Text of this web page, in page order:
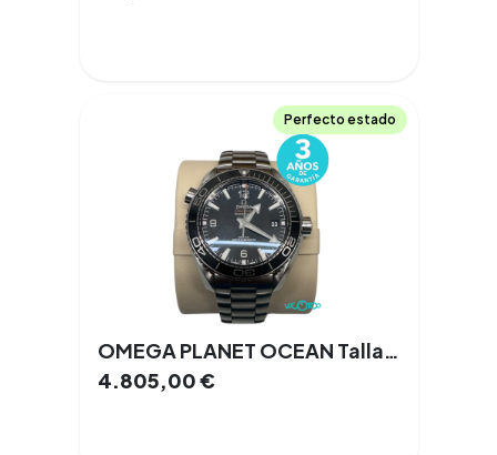
Perfecto estado
OMEGA PLANET OCEAN Talla 24 44 mm Cristal de Zafiro Automático Acero Documentación
4.805,00€